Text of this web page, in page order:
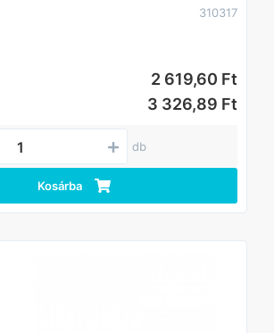
310317
2 619,60 Ft
3 326,89 Ft
db
Kosárba